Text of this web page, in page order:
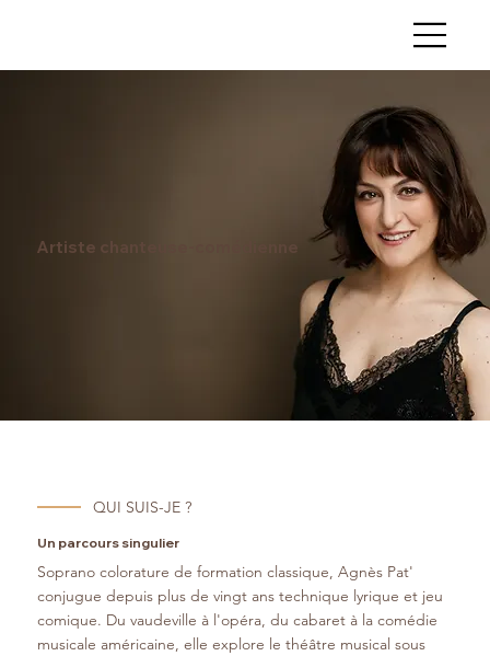
Artiste chanteuse-comédienne
QUI SUIS-JE ?
Un parcours singulier
Soprano colorature de formation classique, Agnès Pat'
conjugue depuis plus de vingt ans technique lyrique et jeu
comique. Du vaudeville à l'opéra, du cabaret à la comédie
musicale américaine, elle explore le théâtre musical sous